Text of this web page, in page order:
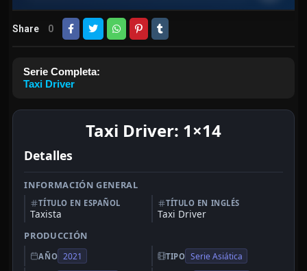
Share 0
Serie Completa:
Taxi Driver
Taxi Driver: 1×14
Detalles
INFORMACIÓN GENERAL
TÍTULO EN ESPAÑOL
Taxista
TÍTULO EN INGLÉS
Taxi Driver
PRODUCCIÓN
AÑO 2021 TIPO Serie Asiática